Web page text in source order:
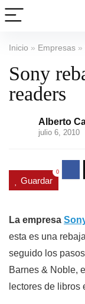
Inicio » Empresas »
Sony
readers
Alberto
julio 6, 2010
Guardar
0
La empresa
esta es una
seguido los
Barnes & Noble,
lectores de libros